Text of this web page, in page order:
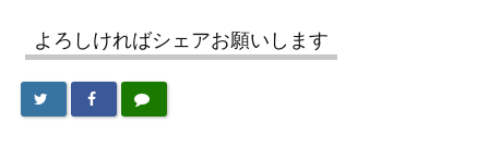
よろしければシェアお願いします